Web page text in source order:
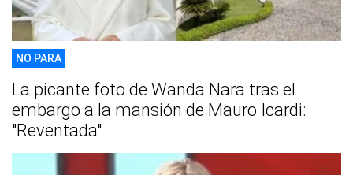
NO PARA
La picante foto de Wanda Nara tras el
embargo a la mansión de Mauro Icardi:
"Reventada"